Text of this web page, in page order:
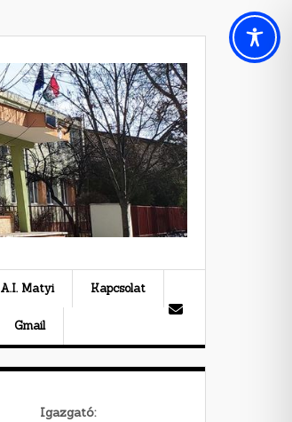
A.I. Matyi Kapcsolat
Gmail
Igazgató: